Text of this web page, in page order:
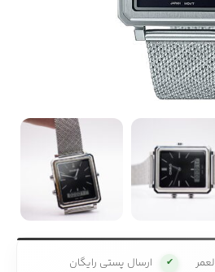
✔ ارسال پستی رایگان